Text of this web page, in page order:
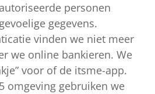
personen
gegevens.
vinden we niet meer
we online bankieren. We
voor of de itsme-app.
omgeving gebruiken we